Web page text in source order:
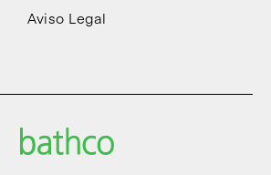
Aviso Legal